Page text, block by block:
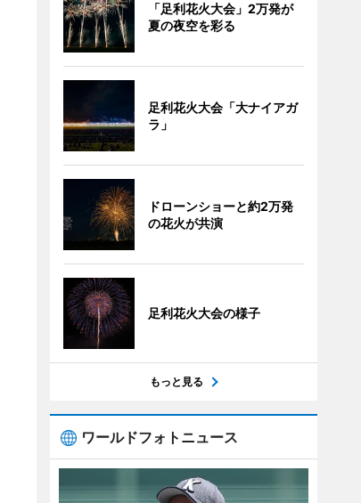
「足利花火大会」2万発が
夏の夜空を彩る
足利花火大会「大ナイアガ
ラ」
ドローンショーと約2万発
の花火が共演
足利花火大会の様子
もっと見る
ワールドフォトニュース